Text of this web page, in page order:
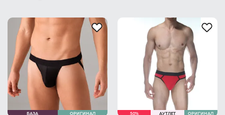
БАЗА ОРИГИНАЛ 50% АУТЛЕТ ОРИГИНАЛ